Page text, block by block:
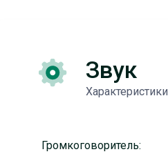
Звук
Характеристики
Громкоговоритель: